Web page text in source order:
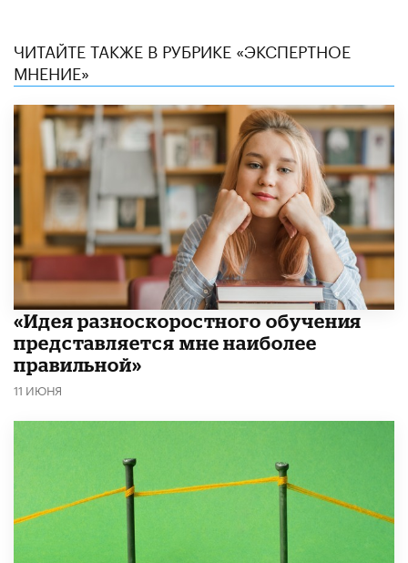
ЧИТАЙТЕ ТАКЖЕ В РУБРИКЕ «ЭКСПЕРТНОЕ
МНЕНИЕ»
«Идея разноскоростного обучения
представляется мне наиболее
правильной»
11 ИЮНЯ